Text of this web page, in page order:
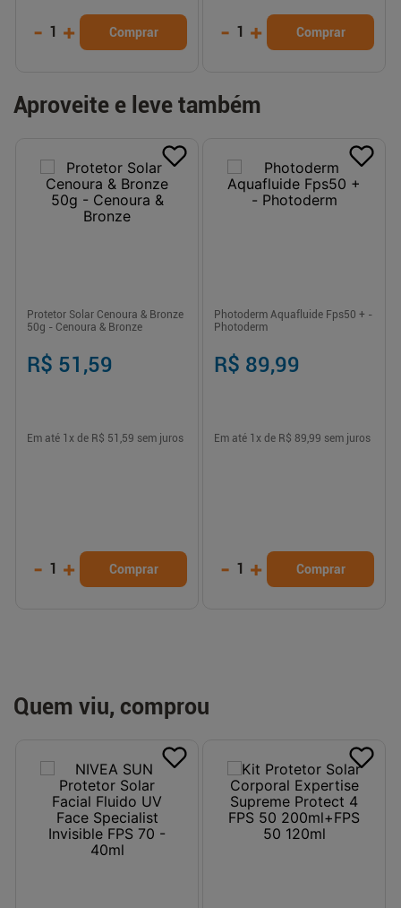
- 1 + Comprar - 1 + Comprar
Aproveite e leve também
Protetor Solar Cenoura & Bronze
50g - Cenoura & Bronze
R$ 51,59
Em até 1 x de R$ 51,59 sem juros
- 1 + Comprar
Photoderm Aquafluide Fps50 + -
Photoderm
R$ 89,99
Em até 1 x de R$ 89,99 sem juros
- 1 + Comprar
Quem viu, comprou